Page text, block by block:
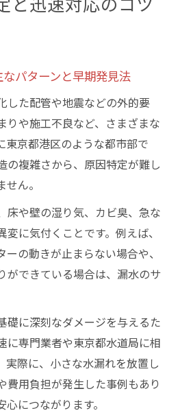
パターンと早期発見法
した配管や地震などの外的要
りや施工不良など、さまざまな
東京都港区のような都市部で
の複雑さから、原因特定が難し
ん。
床や壁の湿り気、カビ臭、急な
に気付くことです。例えば、
の動きが止まらない場合や、
ができている場合は、漏水のサ
礎に深刻なダメージを与えるた
に専門業者や東京都水道局に相
実際に、小さな水漏れを放置し
費用負担が発生した事例もあり
につながります。